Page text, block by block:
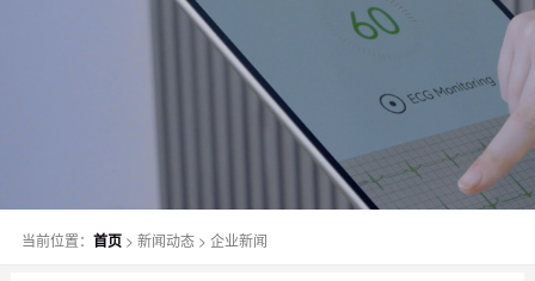
当前位置： 首页 > 新闻动态 > 企业新闻